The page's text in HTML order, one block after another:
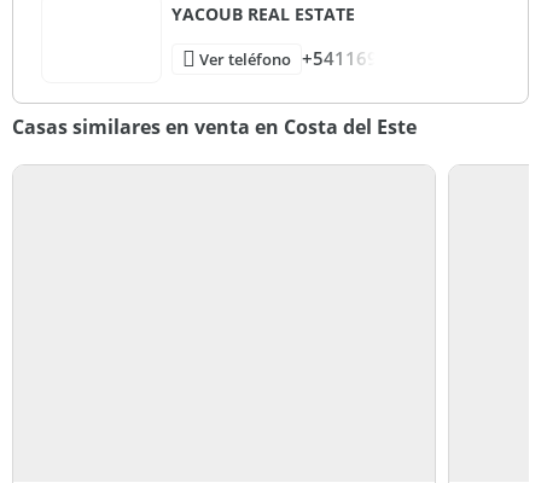
YACOUB REAL ESTATE
Ver teléfono +541169
Casas similares en venta en Costa del Este